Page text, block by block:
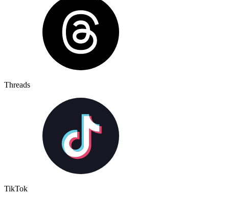
Threads
TikTok